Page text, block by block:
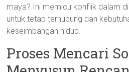
maya? Ini memicu konflik dalam
untuk tetap terhubung dan
keseimbangan hidup.
Proses Mencari